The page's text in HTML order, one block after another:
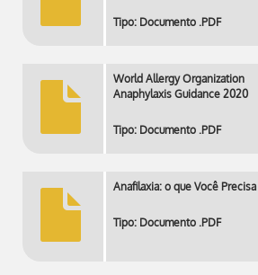
Tipo: Documento .PDF
World Allergy Organization
Anaphylaxis Guidance 2020
Tipo: Documento .PDF
Anafilaxia: o que Você
Tipo: Documento .PDF